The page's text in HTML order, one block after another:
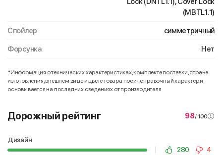
(MBTL1.1)
Спойлер симметричный
Форсунка Нет
*Информация о технических характеристиках, комплекте поставки, стране
изготовления, внешнем виде и цвете товара носит справочный характер и
основывается на последних сведениях от производителя
Дорожный рейтинг 98/ 100
Дизайн
280
4